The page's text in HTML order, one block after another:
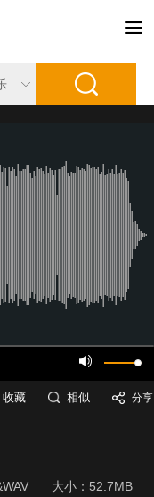
收藏 相似 分享
大小： 52.7MB